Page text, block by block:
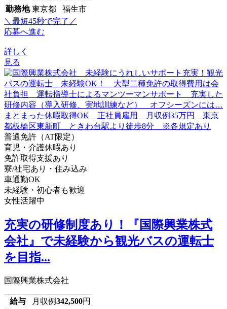
勤務地 東京都 福生市
＼最短45秒で完了／
応募へ進む
詳しく
見る
普通免許（AT限定）
育児・介護休暇あり
免許取得支援あり
寮/社宅あり・住み込み
車通勤OK
未経験・初心者も歓迎
女性活躍中
充実の研修制度あり！『国際興業株式
会社』で未経験から観光バスの運転士
を目指...
国際興業株式会社
給与 月収例342,500円